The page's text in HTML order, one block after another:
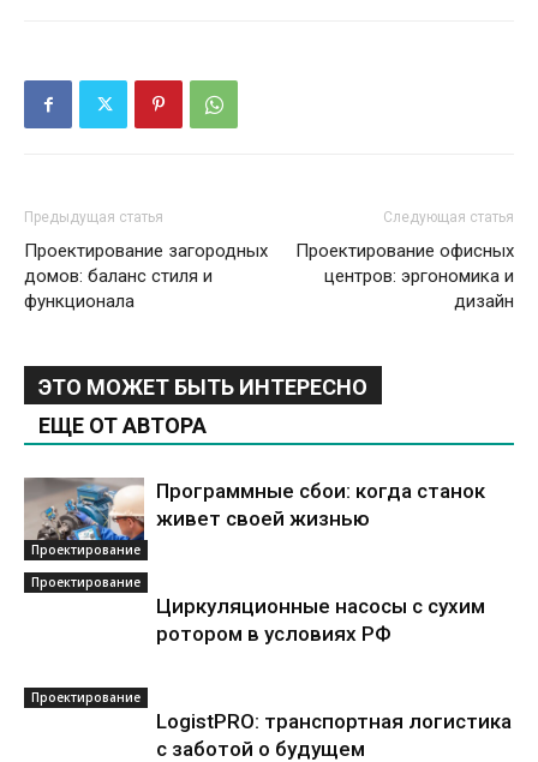
Предыдущая статья
Проектирование загородных
домов: баланс стиля и
функционала
Следующая статья
Проектирование офисных
центров: эргономика и
дизайн
ЭТО МОЖЕТ БЫТЬ ИНТЕРЕСНО
ЕЩЕ ОТ АВТОРА
Проектирование
Программные сбои: когда станок
живет своей жизнью
Проектирование
Циркуляционные насосы с сухим
ротором в условиях РФ
Проектирование
LogistPRO: транспортная логистика
с заботой о будущем